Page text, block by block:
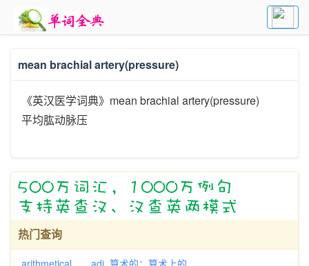
mean brachial artery(pressure)
《英汉医学词典》mean brachial artery(pressure)
平均肱动脉压
热门查询
arithmetical adj. 算术的；算术上的